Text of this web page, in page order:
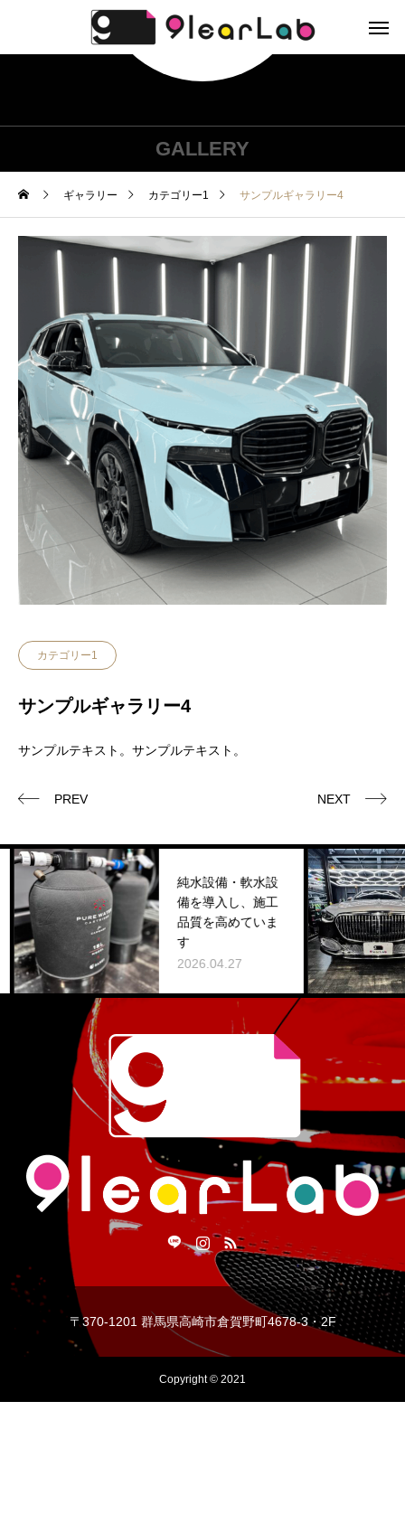
GALLERY
ギャラリー カテゴリー1 サンプルギャラリー4
カテゴリー1
サンプルギャラリー4
サンプルテキスト。サンプルテキスト。
PREV NEXT
純水設備・軟水設
備を導入し、施工
品質を高めていま
す
2026.04.27
h
〒370-1201 群馬県高崎市倉賀野町4678-3・2F
Copyright © 2021